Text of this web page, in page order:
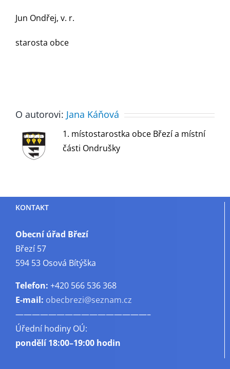
Jun Ondřej, v. r.
starosta obce
O autorovi: Jana Káňová
1. místostarostka obce Březí a místní
části Ondrušky
KONTAKT
Obecní úřad Březí
Březí 57
594 53 Osová Bítýška
Telefon: +420 566 536 368
E-mail: obecbrezi@seznam.cz
————————————————–
Úřední hodiny OÚ:
pondělí18:00–19:00 hodin